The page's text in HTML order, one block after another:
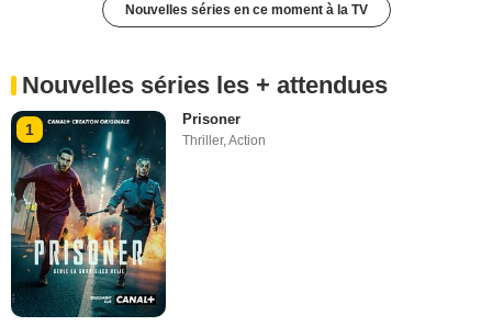
Nouvelles séries en ce moment à la TV
Nouvelles séries les + attendues
1
Prisoner
Thriller,Action